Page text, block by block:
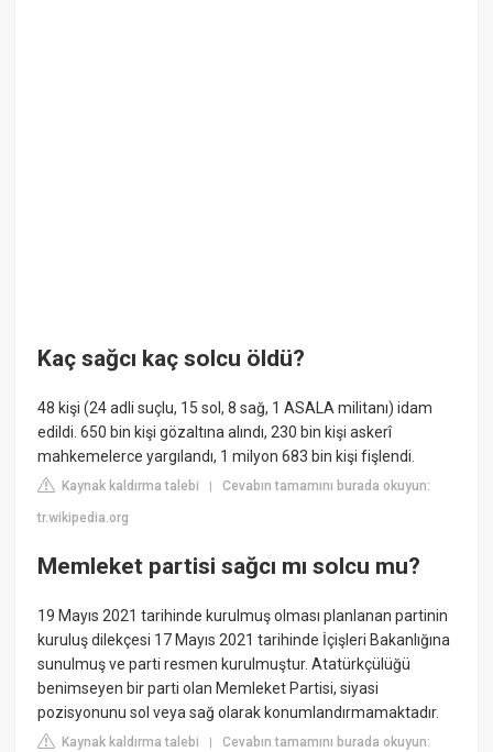
Kaç sağcı kaç solcu öldü?
48 kişi (24 adli suçlu, 15 sol, 8 sağ, 1 ASALA militanı) idam
edildi. 650 bin kişi gözaltına alındı, 230 bin kişi askerî
mahkemelerce yargılandı, 1 milyon 683 bin kişi fişlendi.
Kaynak kaldırma talebi |Cevabın tamamını burada okuyun:
tr.wikipedia.org
Memleket partisi sağcı mı solcu mu?
19 Mayıs 2021 tarihinde kurulmuş olması planlanan partinin
kuruluş dilekçesi 17 Mayıs 2021 tarihinde İçişleri Bakanlığına
sunulmuş ve parti resmen kurulmuştur. Atatürkçülüğü
benimseyen bir parti olan Memleket Partisi, siyasi
pozisyonunu sol veya sağ olarak konumlandırmamaktadır.
Kaynak kaldırma talebi |Cevabın tamamını burada okuyun: